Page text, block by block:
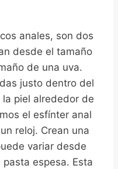
anales, son dos
desde el tamaño
de una uva.
justo dentro del
piel alrededor de
el esfínter anal
reloj. Crean una
variar desde
espesa. Esta